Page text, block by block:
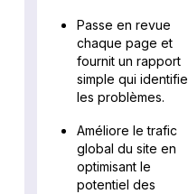
Passe en revue
chaque page et
fournit un rapport
simple qui identifie
les problèmes.
Améliore le trafic
global du site en
optimisant le
potentiel des